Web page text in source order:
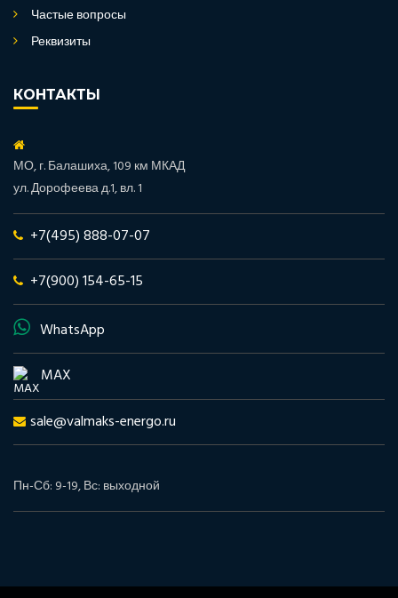
Частые вопросы
Реквизиты
КОНТАКТЫ
МО, г. Балашиха, 109 км МКАД
ул. Дорофеева д.1, вл. 1
+7(495) 888-07-07
+7(900) 154-65-15
WhatsApp
MAX
sale@valmaks-energo.ru
Пн-Сб: 9-19, Вс: выходной